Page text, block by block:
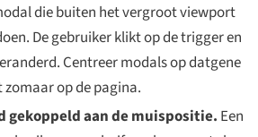
die buiten het vergroot viewport
De gebruiker klikt op de trigger en
Centreer modals op datgene
op de pagina.
gekoppeld aan de muispositie. Een